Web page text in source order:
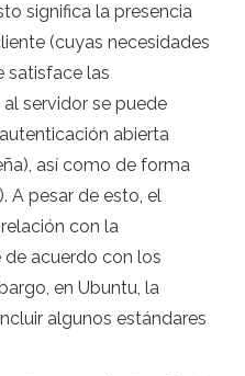
significa la presencia
(cuyas necesidades
satisface las
servidor se puede
abierta
así como de forma
A pesar de esto, el
con la
acuerdo con los
en Ubuntu, la
algunos estándares